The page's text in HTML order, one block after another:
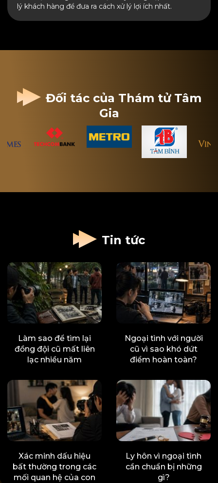
lý khách hàng để đưa ra cách xử lý lợi ích nhất.
Đối tác của Thám tử Tâm
Gia
Tin tức
Làm sao để tìm lại
đồng đội cũ mất liên
lạc nhiều năm
Ngoại tình với người
cũ vì sao khó dứt
điểm hoàn toàn?
Xác minh dấu hiệu
bất thường trong các
mối quan hệ của con
Ly hôn vì ngoại tình
cần chuẩn bị những
gì?